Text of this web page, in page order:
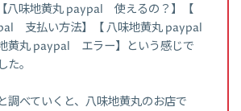
八味地黄丸 paypal 使えるの？】【
支払い方法】【 八味地黄丸 paypal
黄丸 paypal エラー】という感じで
。
調べていくと、八味地黄丸のお店で